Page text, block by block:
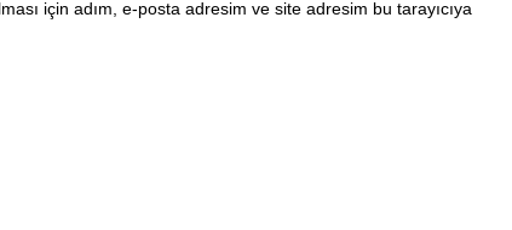
için adım, e-posta adresim ve site adresim bu tarayıcıya